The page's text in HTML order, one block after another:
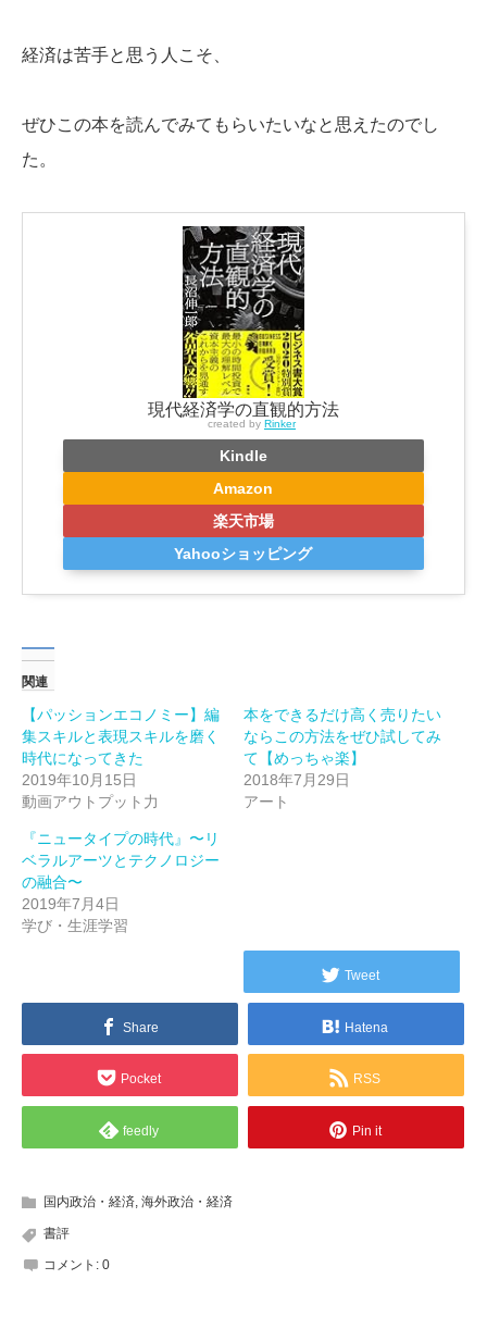
経済は苦手と思う人こそ、
ぜひこの本を読んでみてもらいたいなと思えたのでし
た。
現代経済学の直観的方法
created by Rinker
Kindle
Amazon
楽天市場
Yahooショッピング
関連
【パッションエコノミー】編
集スキルと表現スキルを磨く
時代になってきた
2019年10月15日
動画アウトプット力
本をできるだけ高く売りたい
ならこの方法をぜひ試してみ
て【めっちゃ楽】
2018年7月29日
アート
『ニュータイプの時代』〜リ
ベラルアーツとテクノロジー
の融合〜
2019年7月4日
学び・生涯学習
Tweet
Share Hatena
Pocket RSS
feedly Pin it
国内政治・経済, 海外政治・経済
書評
コメント: 0